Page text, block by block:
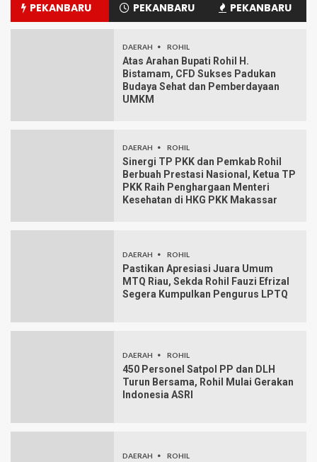
PEKANBARU PEKANBARU PEKANBARU
DAERAH ROHIL
Atas Arahan Bupati Rohil H.
Bistamam, CFD Sukses Padukan
Budaya Sehat dan Pemberdayaan
UMKM
DAERAH ROHIL
Sinergi TP PKK dan Pemkab Rohil
Berbuah Prestasi Nasional, Ketua TP
PKK Raih Penghargaan Menteri
Kesehatan di HKG PKK Makassar
DAERAH ROHIL
Pastikan Apresiasi Juara Umum
MTQ Riau, Sekda Rohil Fauzi Efrizal
Segera Kumpulkan Pengurus LPTQ
DAERAH ROHIL
450 Personel Satpol PP dan DLH
Turun Bersama, Rohil Mulai Gerakan
Indonesia ASRI
DAERAH ROHIL